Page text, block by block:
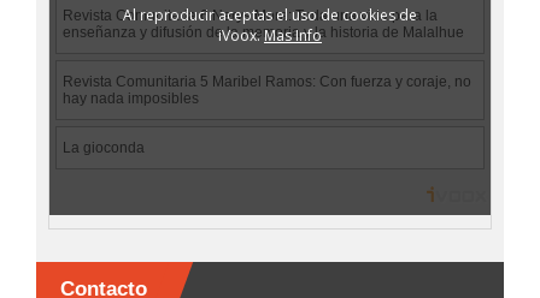
Contacto